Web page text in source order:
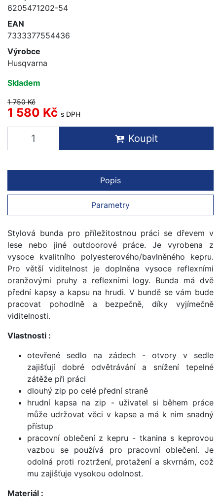
6205471202-54
EAN
7333377554436
Výrobce
Husqvarna
Skladem
1 750 Kč
1 580 Kč s DPH
Koupit
Popis
Parametry
Stylová bunda pro příležitostnou práci se dřevem v
lese nebo jiné outdoorové práce. Je vyrobena z
vysoce kvalitního polyesterového/bavlněného kepru.
Pro větší viditelnost je doplněna vysoce reflexními
oranžovými pruhy a reflexními logy. Bunda má dvě
přední kapsy a kapsu na hrudi. V bundě se vám bude
pracovat pohodlně a bezpečně, díky vyjímečně
viditelnosti.
Vlastnosti :
otevřené sedlo na zádech - otvory v sedle
zajišťují dobré odvětrávání a snížení tepelné
zátěže při práci
dlouhý zip po celé přední straně
hrudní kapsa na zip - uživatel si během práce
může udržovat věci v kapse a má k nim snadný
přístup
pracovní oblečení z kepru - tkanina s keprovou
vazbou se používá pro pracovní oblečení. Je
odolná proti roztržení, protažení a skvrnám, což
mu zajišťuje vysokou odolnost.
Materiál :